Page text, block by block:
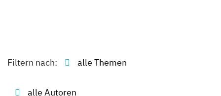
Filtern nach: